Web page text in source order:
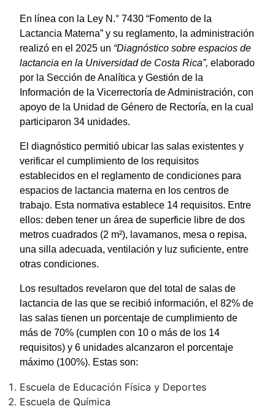
En línea con la Ley N.° 7430 “Fomento de la
Lactancia Materna” y su reglamento, la administración
realizó en el 2025 un “Diagnóstico sobre espacios de
lactancia en la Universidad de Costa Rica”, elaborado
por la Sección de Analítica y Gestión de la
Información de la Vicerrectoría de Administración, con
apoyo de la Unidad de Género de Rectoría, en la cual
participaron 34 unidades.
El diagnóstico permitió ubicar las salas existentes y
verificar el cumplimiento de los requisitos
establecidos en el reglamento de condiciones para
espacios de lactancia materna en los centros de
trabajo. Esta normativa establece 14 requisitos. Entre
ellos: deben tener un área de superficie libre de dos
metros cuadrados (2 m²), lavamanos, mesa o repisa,
una silla adecuada, ventilación y luz suficiente, entre
otras condiciones.
Los resultados revelaron que del total de salas de
lactancia de las que se recibió información, el 82% de
las salas tienen un porcentaje de cumplimiento de
más de 70% (cumplen con 10 o más de los 14
requisitos) y 6 unidades alcanzaron el porcentaje
máximo (100%). Estas son:
Escuela de Educación Física y Deportes
Escuela de Química